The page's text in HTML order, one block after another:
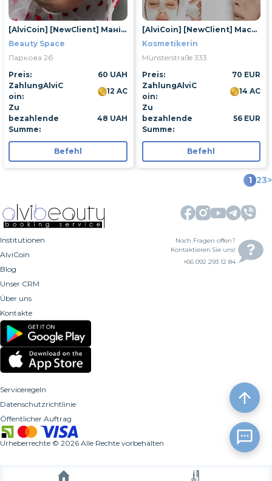
[AlviCoin] [NewClient] Манікюр із покриттям гель-лаком
Beauty Space
Паркова 2б
Preis:
60 UAH
ZahlungAlviC
oin:
12 AC
Zu
bezahlende
Summe:
48 UAH
Befehl
[AlviCoin] [NewClient] Массаж лица
Kosmetikerin
Münsterstraße 333
Preis:
70 EUR
ZahlungAlviC
oin:
14 AC
Zu
bezahlende
Summe:
56 EUR
Befehl
1 23>
Institutionen
AlviCoin
Blog
Unser CRM
Über uns
Kontakte
Noch Fragen offen?
Kontaktieren Sie uns!
+66 092 293 12 84
Serviceregeln
Datenschutzrichtlinie
Öffentlicher Auftrag
Urheberrechte © 2026 Alle Rechte vorbehalten